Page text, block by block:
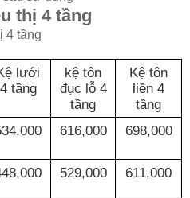
thị 4 tầng
4 tầng
lưới
4 tầng
kệ tôn
đục lỗ 4
tầng
Kệ tôn
liền 4
tầng
616,000 698,000
529,000 611,000